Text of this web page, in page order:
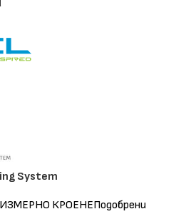
System
КРОЕНЕПодобрени